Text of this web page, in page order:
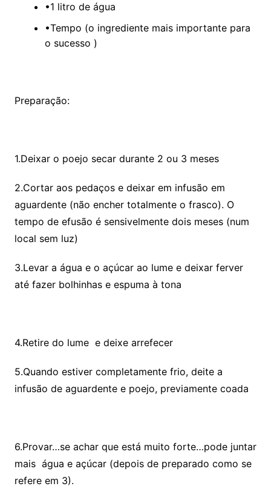
•1 litro de água
•Tempo (o ingrediente mais importante para
o sucesso )
Preparação:
1.Deixar o poejo secar durante 2 ou 3 meses
2.Cortar aos pedaços e deixar em infusão em
aguardente (não encher totalmente o frasco). O
tempo de efusão é sensivelmente dois meses (num
local sem luz)
3.Levar a água e o açúcar ao lume e deixar ferver
até fazer bolhinhas e espuma à tona
4.Retire do lume e deixe arrefecer
5.Quando estiver completamente frio, deite a
infusão de aguardente e poejo, previamente coada
6.Provar…se achar que está muito forte…pode juntar
mais água e açúcar (depois de preparado como se
refere em 3).